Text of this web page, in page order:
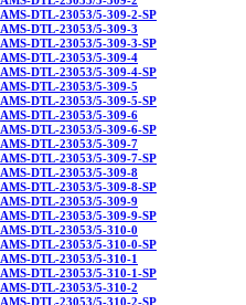
AMS-DTL-23053/5-309-2-SP
AMS-DTL-23053/5-309-3
AMS-DTL-23053/5-309-3-SP
AMS-DTL-23053/5-309-4
AMS-DTL-23053/5-309-4-SP
AMS-DTL-23053/5-309-5
AMS-DTL-23053/5-309-5-SP
AMS-DTL-23053/5-309-6
AMS-DTL-23053/5-309-6-SP
AMS-DTL-23053/5-309-7
AMS-DTL-23053/5-309-7-SP
AMS-DTL-23053/5-309-8
AMS-DTL-23053/5-309-8-SP
AMS-DTL-23053/5-309-9
AMS-DTL-23053/5-309-9-SP
AMS-DTL-23053/5-310-0
AMS-DTL-23053/5-310-0-SP
AMS-DTL-23053/5-310-1
AMS-DTL-23053/5-310-1-SP
AMS-DTL-23053/5-310-2
AMS-DTL-23053/5-310-2-SP